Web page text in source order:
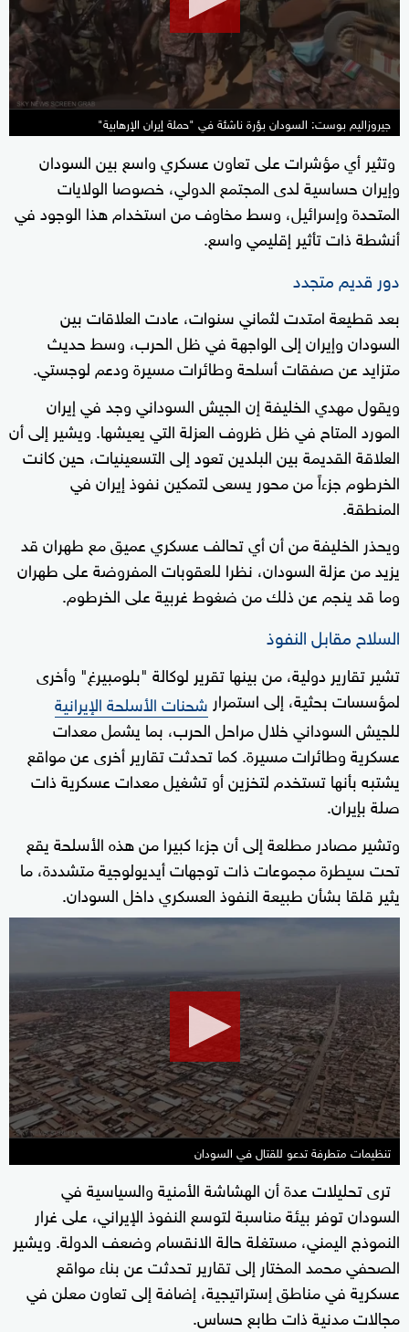
21
seconds
جيروزاليم بوست: السودان بؤرة ناشئة في "حملة إيران الإرهابية"
وتثير أي مؤشرات على تعاون عسكري واسع بين السودان
وإيران حساسية لدى المجتمع الدولي، خصوصا الولايات
المتحدة وإسرائيل، وسط مخاوف من استخدام هذا الوجود في
أنشطة ذات تأثير إقليمي واسع.
دور قديم متجدد
بعد قطيعة امتدت لثماني سنوات، عادت العلاقات بين
السودان وإيران إلى الواجهة في ظل الحرب، وسط حديث
متزايد عن صفقات أسلحة وطائرات مسيرة ودعم لوجستي.
ويقول مهدي الخليفة إن الجيش السوداني وجد في إيران
المورد المتاح في ظل ظروف العزلة التي يعيشها. ويشير إلى أن
العلاقة القديمة بين البلدين تعود إلى التسعينيات، حين كانت
الخرطوم جزءاً من محور يسعى لتمكين نفوذ إيران في
المنطقة.
ويحذر الخليفة من أن أي تحالف عسكري عميق مع طهران قد
يزيد من عزلة السودان، نظرا للعقوبات المفروضة على طهران
وما قد ينجم عن ذلك من ضغوط غربية على الخرطوم.
السلاح مقابل النفوذ
تشير تقارير دولية، من بينها تقرير لوكالة "بلومبيرغ" وأخرى
لمؤسسات بحثية، إلى استمرار شحنات الأسلحة الإيرانية
للجيش السوداني خلال مراحل الحرب، بما يشمل معدات
عسكرية وطائرات مسيرة. كما تحدثت تقارير أخرى عن مواقع
يشتبه بأنها تستخدم لتخزين أو تشغيل معدات عسكرية ذات
صلة بإيران.
وتشير مصادر مطلعة إلى أن جزءا كبيرا من هذه الأسلحة يقع
تحت سيطرة مجموعات ذات توجهات أيديولوجية متشددة، ما
يثير قلقا بشأن طبيعة النفوذ العسكري داخل السودان.
of
0
seconds
تنظيمات متطرفة تدعو للقتال في السودان
ترى تحليلات عدة أن الهشاشة الأمنية والسياسية في
السودان توفر بيئة مناسبة لتوسع النفوذ الإيراني، على غرار
النموذج اليمني، مستغلة حالة الانقسام وضعف الدولة. ويشير
الصحفي محمد المختار إلى تقارير تحدثت عن بناء مواقع
عسكرية في مناطق إستراتيجية، إضافة إلى تعاون معلن في
مجالات مدنية ذات طابع حساس.